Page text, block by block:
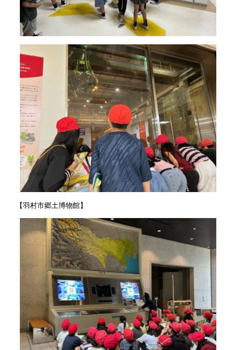
【羽村市郷土博物館】